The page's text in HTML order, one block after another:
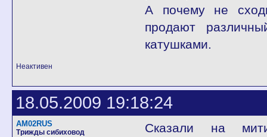
А почему не
продают
катушками.
Неактивен
18.05.2009 19:18:24
AM02RUS
Трижды сибиховод
Сказали на